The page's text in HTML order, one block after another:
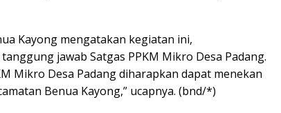
Kayong mengatakan kegiatan ini,
jawab Satgas PPKM Mikro Desa Padang.
Mikro Desa Padang diharapkan dapat menekan
Benua Kayong,” ucapnya. (bnd/*)